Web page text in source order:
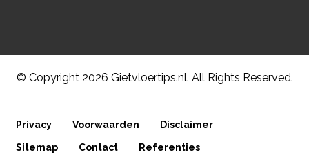
© Copyright 2026 Gietvloertips.nl. All Rights Reserved.
Privacy Voorwaarden Disclaimer
Sitemap Contact Referenties